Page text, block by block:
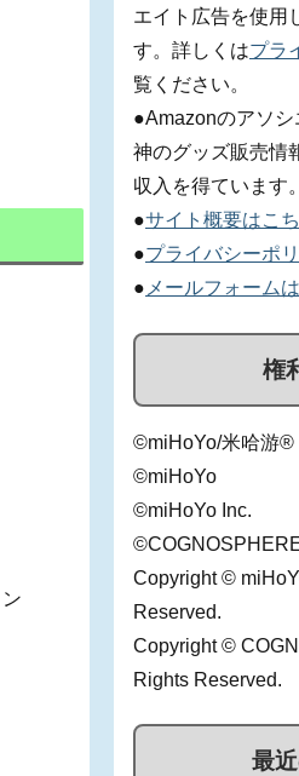
エイト広告を使用
す。詳しくはプラ
覧ください。
●Amazonのアソ
神のグッズ販売情
収入を得ています。
●サイト概要はこ
●プライバシーポ
● メールフォーム
権
©miHoYo/米哈游®
©miHoYo
©miHoYo Inc.
Copyright ©
Reserved.
Copyright ©
Rights Reserved.
最